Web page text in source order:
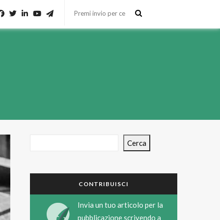
Cerca
CONTRIBUISCI
Invia un tuo articolo per la
pubblicazione scrivendo a